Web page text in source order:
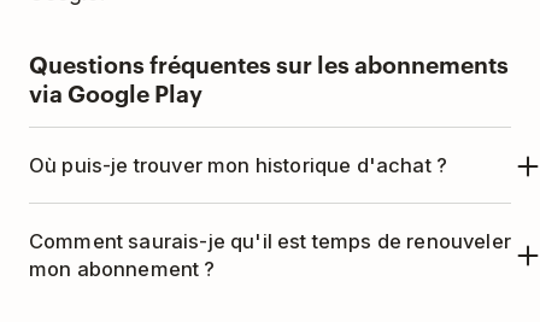
Questions fréquentes sur les abonnements
via Google Play
Où puis-je trouver mon historique d'achat ?
suivant lesinstructions de Google.
Comment saurais-je qu'il est temps de renouveler
mon abonnement ?